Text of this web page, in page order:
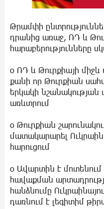
Թրամփի
դրանից առաջ, ՌԴ և
հարաբերությունները
o ՌԴ և Թուրքիայի միջև
քանի որ Թուրքիան
երկակի
առևտրում
o Թուրքիան
մատակարարել
հարուցում
o Ավարտին է
հավաքման
հանձնումը
դառնում է լեգիտիմ